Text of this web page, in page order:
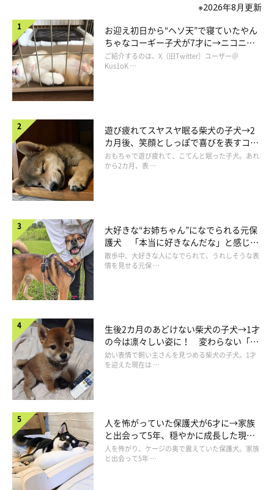
※2026年8月更新
お迎え初日から“ヘソ天”で寝ていたやん
ちゃなコーギー子犬が7才に→ニコニ
コ“コーギースマイル”が魅力のコに成
長！
ご紹介するのは、X（旧Twitter）ユーザー＠
Kus1oK …
遊び疲れてスヤスヤ眠る柴犬の子犬→2
カ月後、笑顔としっぽで喜びを表すコに
成長！
おもちゃで遊び疲れて、こてんと眠った子犬。あれ
から2カ月、表 …
大好きな“お姉ちゃん”になでられる元保
護犬 「本当に好きなんだな」と感じる
表情にほっこり
散歩中、大好きな人になでられて、うれしそうな表
情を見せる元保 …
生後2カ月のあどけない柴犬の子犬→1才
の今は凛々しい姿に！ 変わらない「く
りくりおめめ」にもほっこり
幼い表情で飼い主さんを見つめる柴犬の子犬。1才
を迎えた現在は …
人を怖がっていた保護犬が6才に→家族
と出会って5年、穏やかに成長した現在
の姿にグッとくる
人を怖がり、ケージの奥で震えていた保護犬。家族
と出会って5年 …